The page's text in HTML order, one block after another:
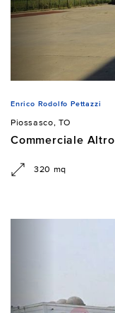
Enrico Rodolfo Pettazzi
Piossasco, TO
Commerciale Altro
320 mq